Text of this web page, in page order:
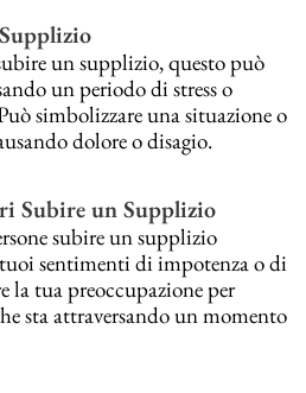
un supplizio, questo può
un periodo di stress o
simbolizzare una situazione o
dolore o disagio.
Subire un Supplizio
subire un supplizio
sentimenti di impotenza o di
la tua preoccupazione per
sta attraversando un momento